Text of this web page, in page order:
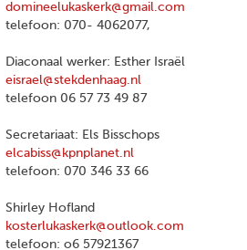
domineelukaskerk@gmail.com
telefoon: 070- 4062077,
Diaconaal werker: Esther Israël
eisrael@stekdenhaag.nl
telefoon 06 57 73 49 87
Secretariaat: Els Bisschops
elcabiss@kpnplanet.nl
telefoon: 070 346 33 66
Shirley Hofland
kosterlukaskerk@outlook.com
telefoon: o6 57921367